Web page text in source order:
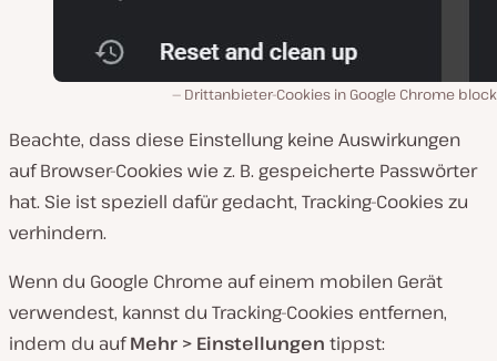
Drittanbieter-Cookies in Google Chrome
Beachte, dass diese Einstellung keine Auswirkungen
auf Browser-Cookies wie z. B. gespeicherte Passwörter
hat. Sie ist speziell dafür gedacht, Tracking-Cookies zu
verhindern.
Wenn du Google Chrome auf einem mobilen Gerät
verwendest, kannst du Tracking-Cookies entfernen,
indem du aufMehr > Einstellungen tippst: